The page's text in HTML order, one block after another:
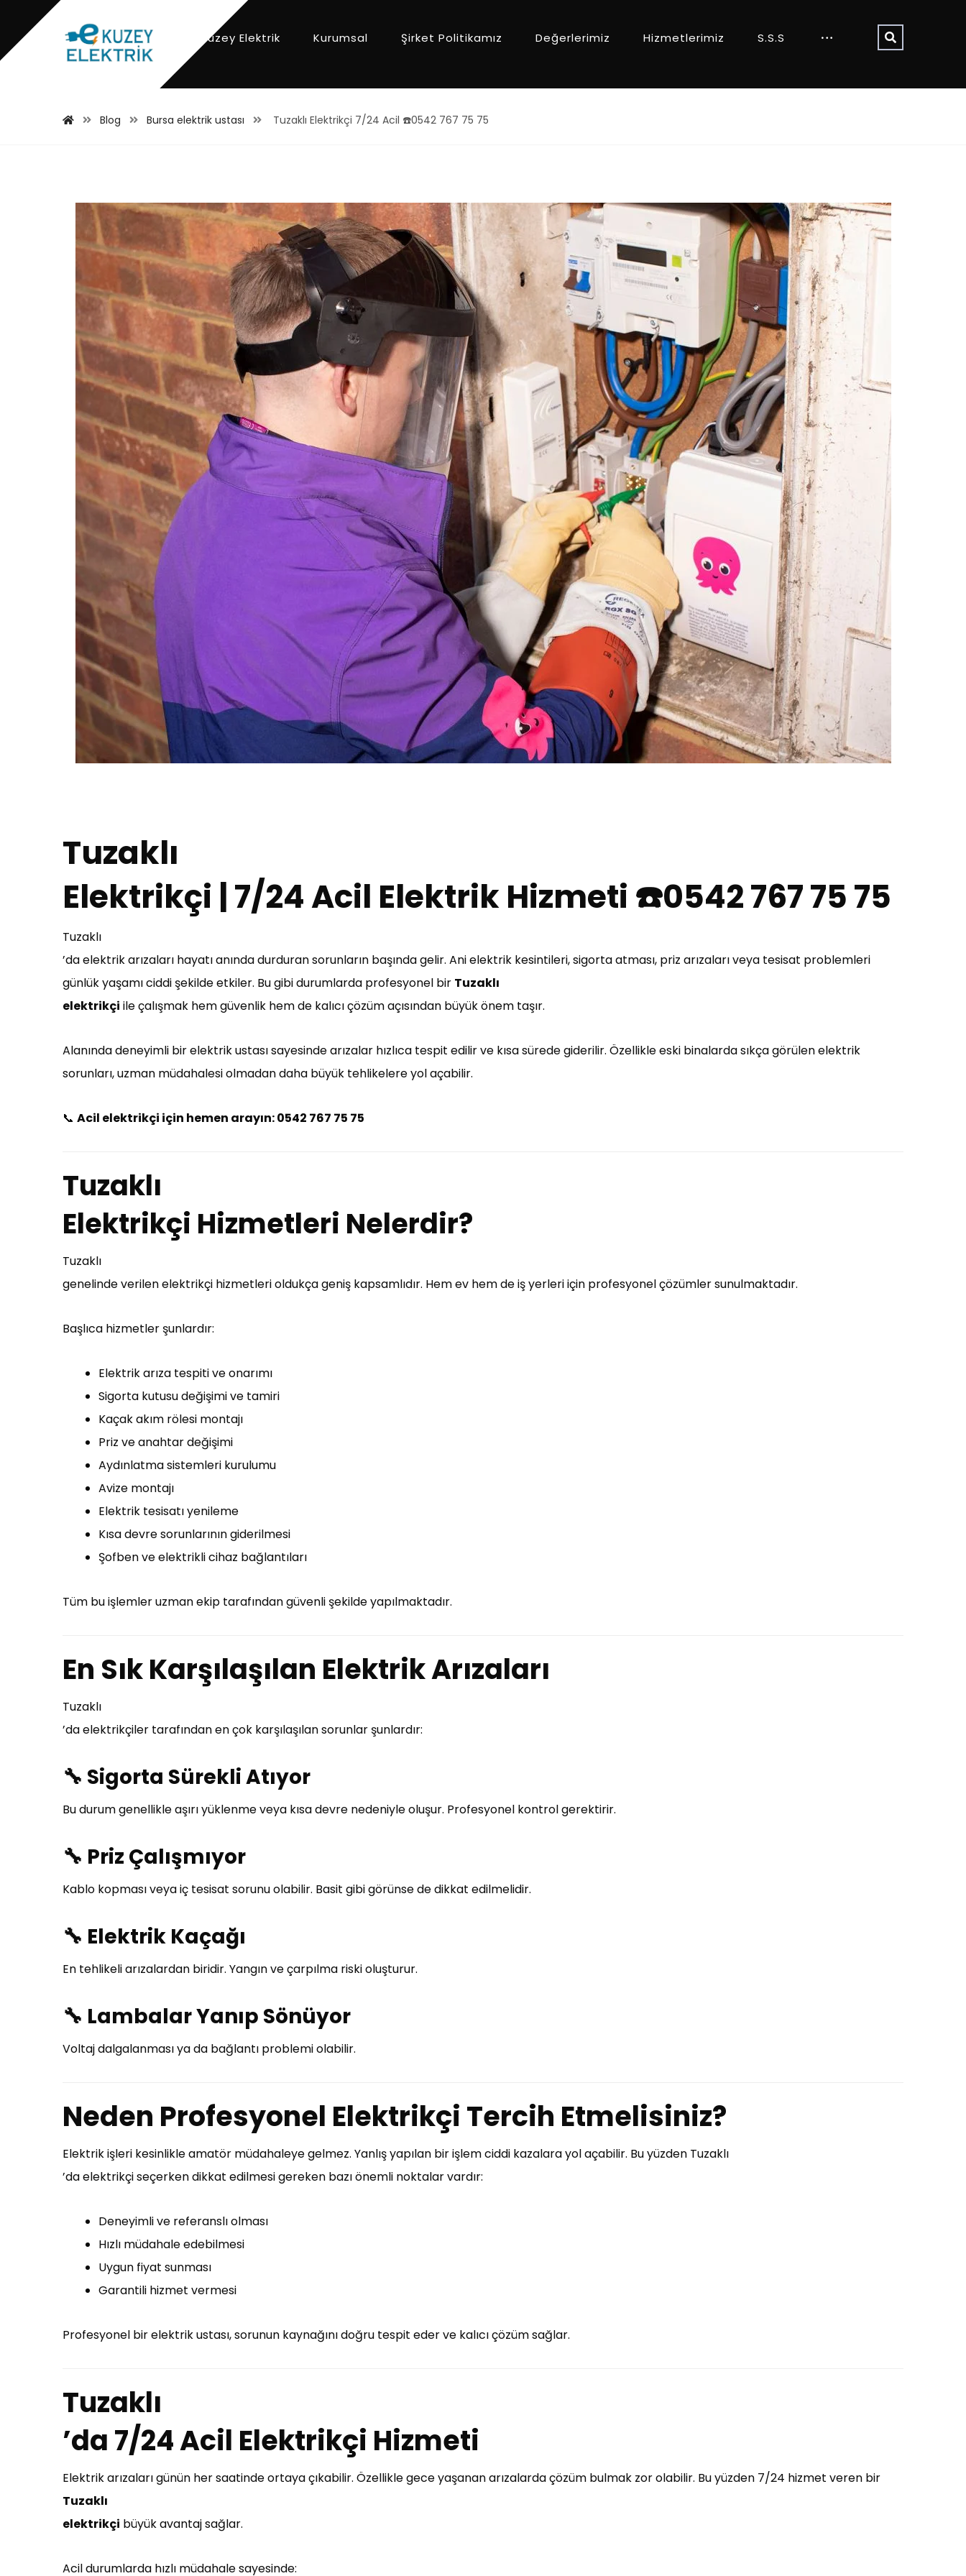
Kuzey Elektrik Kurumsal Şirket Politikamız Değerlerimiz Hizmetlerimiz S.S.S
Blog Bursa elektrik ustası Tuzaklı Elektrikçi 7/24 Acil ☎️0542 767 75 75
Tuzaklı
Elektrikçi | 7/24 Acil Elektrik Hizmeti ☎️0542 767 75 75
Tuzaklı
’da elektrik arızaları hayatı anında durduran sorunların başında gelir. Ani elektrik kesintileri, sigorta atması, priz arızaları veya tesisat problemleri
günlük yaşamı ciddi şekilde etkiler. Bu gibi durumlarda profesyonel bir Tuzaklı
elektrikçi ile çalışmak hem güvenlik hem de kalıcı çözüm açısından büyük önem taşır.
Alanında deneyimli bir elektrik ustası sayesinde arızalar hızlıca tespit edilir ve kısa sürede giderilir. Özellikle eski binalarda sıkça görülen elektrik
sorunları, uzman müdahalesi olmadan daha büyük tehlikelere yol açabilir.
📞 Acil elektrikçi için hemen arayın: 0542 767 75 75
Tuzaklı
Elektrikçi Hizmetleri Nelerdir?
Tuzaklı
genelinde verilen elektrikçi hizmetleri oldukça geniş kapsamlıdır. Hem ev hem de iş yerleri için profesyonel çözümler sunulmaktadır.
Başlıca hizmetler şunlardır:
Elektrik arıza tespiti ve onarımı
Sigorta kutusu değişimi ve tamiri
Kaçak akım rölesi montajı
Priz ve anahtar değişimi
Aydınlatma sistemleri kurulumu
Avize montajı
Elektrik tesisatı yenileme
Kısa devre sorunlarının giderilmesi
Şofben ve elektrikli cihaz bağlantıları
Tüm bu işlemler uzman ekip tarafından güvenli şekilde yapılmaktadır.
En Sık Karşılaşılan Elektrik Arızaları
Tuzaklı
’da elektrikçiler tarafından en çok karşılaşılan sorunlar şunlardır:
🔧 Sigorta Sürekli Atıyor
Bu durum genellikle aşırı yüklenme veya kısa devre nedeniyle oluşur. Profesyonel kontrol gerektirir.
🔧 Priz Çalışmıyor
Kablo kopması veya iç tesisat sorunu olabilir. Basit gibi görünse de dikkat edilmelidir.
🔧 Elektrik Kaçağı
En tehlikeli arızalardan biridir. Yangın ve çarpılma riski oluşturur.
🔧 Lambalar Yanıp Sönüyor
Voltaj dalgalanması ya da bağlantı problemi olabilir.
Neden Profesyonel Elektrikçi Tercih Etmelisiniz?
Elektrik işleri kesinlikle amatör müdahaleye gelmez. Yanlış yapılan bir işlem ciddi kazalara yol açabilir. Bu yüzden Tuzaklı
’da elektrikçi seçerken dikkat edilmesi gereken bazı önemli noktalar vardır:
Deneyimli ve referanslı olması
Hızlı müdahale edebilmesi
Uygun fiyat sunması
Garantili hizmet vermesi
Profesyonel bir elektrik ustası, sorunun kaynağını doğru tespit eder ve kalıcı çözüm sağlar.
Tuzaklı
’da 7/24 Acil Elektrikçi Hizmeti
Elektrik arızaları günün her saatinde ortaya çıkabilir. Özellikle gece yaşanan arızalarda çözüm bulmak zor olabilir. Bu yüzden 7/24 hizmet veren bir
Tuzaklı
elektrikçi büyük avantaj sağlar.
Acil durumlarda hızlı müdahale sayesinde: